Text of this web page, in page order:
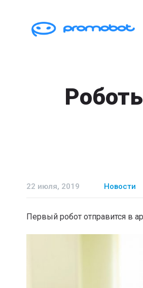
22 июля, 2019 Новости
Первый робот отправится в